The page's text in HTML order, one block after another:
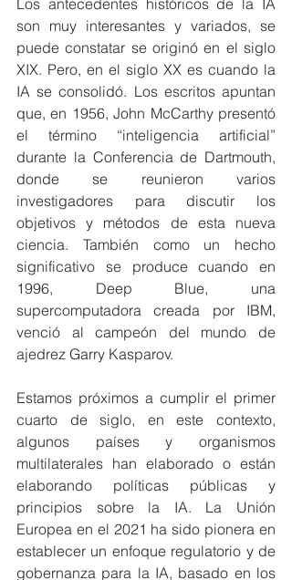
Los antecedentes históricos de la IA
son muy interesantes y variados, se
puede constatar se originó en el siglo
XIX. Pero, en el siglo XX es cuando la
IA se consolidó. Los escritos apuntan
que, en 1956, John McCarthy presentó
el término “inteligencia artificial”
durante la Conferencia de Dartmouth,
donde se reunieron varios
investigadores para discutir los
objetivos y métodos de esta nueva
ciencia. También como un hecho
significativo se produce cuando en
1996, Deep Blue, una
supercomputadora creada por IBM,
venció al campeón del mundo de
ajedrez Garry Kasparov.
Estamos próximos a cumplir el primer
cuarto de siglo, en este contexto,
algunos países y organismos
multilaterales han elaborado o están
elaborando políticas públicas y
principios sobre la IA. La Unión
Europea en el 2021 ha sido pionera en
establecer un enfoque regulatorio y de
gobernanza para la IA, basado en los